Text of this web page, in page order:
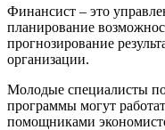
Финансист – это
планирование
прогнозирование
организации.
Молодые специалисты
программы могут
помощниками